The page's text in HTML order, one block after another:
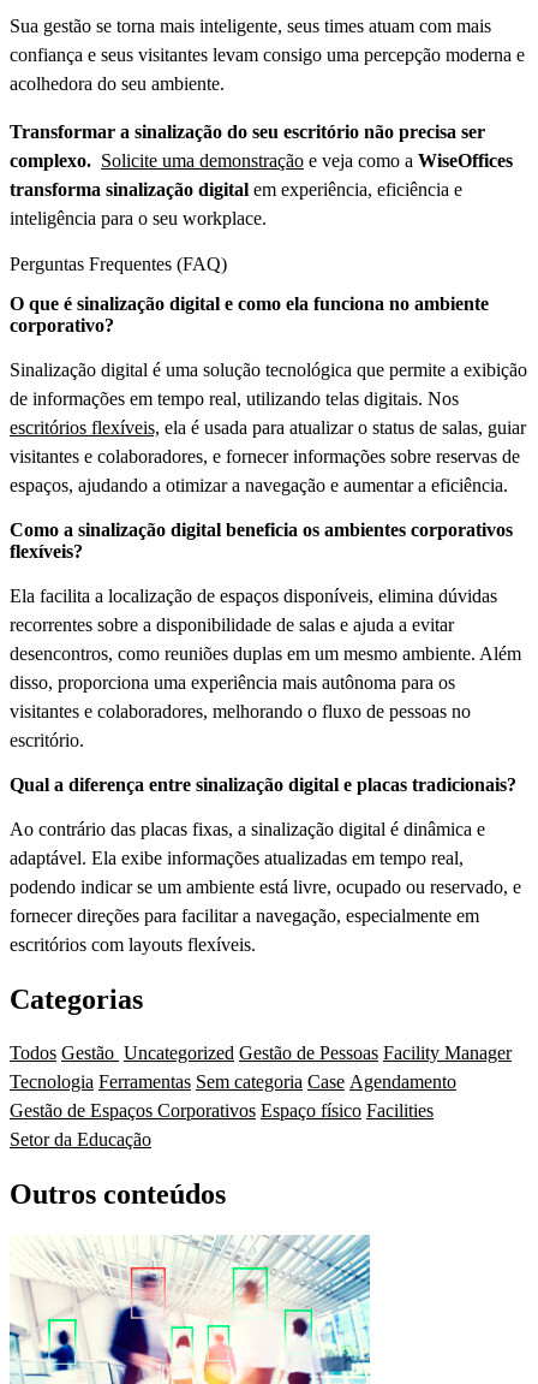
Sua gestão se torna mais inteligente, seus times atuam com mais
confiança e seus visitantes levam consigo uma percepção moderna e
acolhedora do seu ambiente.
Transformar a sinalização do seu escritório não precisa ser
complexo. Solicite uma demonstração e veja como a WiseOffices
transforma sinalização digital em experiência, eficiência e
inteligência para o seu workplace.
Perguntas Frequentes (FAQ)
O que é sinalização digital e como ela funciona no ambiente
corporativo?
Sinalização digital é uma solução tecnológica que permite a exibição
de informações em tempo real, utilizando telas digitais. Nos
escritórios flexíveis, ela é usada para atualizar o status de salas, guiar
visitantes e colaboradores, e fornecer informações sobre reservas de
espaços, ajudando a otimizar a navegação e aumentar a eficiência.
Como a sinalização digital beneficia os ambientes corporativos
flexíveis?
Ela facilita a localização de espaços disponíveis, elimina dúvidas
recorrentes sobre a disponibilidade de salas e ajuda a evitar
desencontros, como reuniões duplas em um mesmo ambiente. Além
disso, proporciona uma experiência mais autônoma para os
visitantes e colaboradores, melhorando o fluxo de pessoas no
escritório.
Qual a diferença entre sinalização digital e placas tradicionais?
Ao contrário das placas fixas, a sinalização digital é dinâmica e
adaptável. Ela exibe informações atualizadas em tempo real,
podendo indicar se um ambiente está livre, ocupado ou reservado, e
fornecer direções para facilitar a navegação, especialmente em
escritórios com layouts flexíveis.
Categorias
Todos Gestão Uncategorized Gestão de Pessoas Facility Manager
Tecnologia Ferramentas Sem categoria Case Agendamento
Gestão de Espaços Corporativos Espaço físico Facilities
Setor da Educação
Outros conteúdos